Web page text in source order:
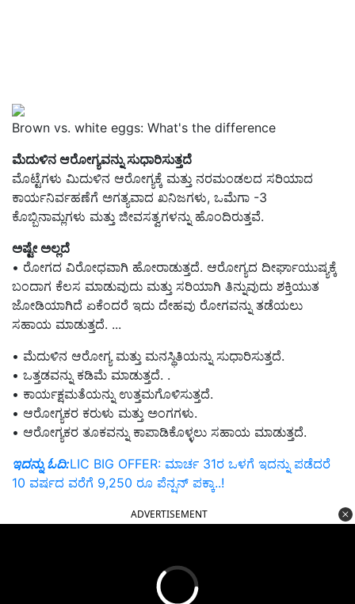
Brown vs. white eggs: What's the difference
ಮೆದುಳಿನ ಆರೋಗ್ಯವನ್ನು ಸುಧಾರಿಸುತ್ತದೆ
ಮೊಟ್ಟೆಗಳು ಮಿದುಳಿನ ಆರೋಗ್ಯಕ್ಕೆ ಮತ್ತು ನರಮಂಡಲದ ಸರಿಯಾದ
ಕಾರ್ಯನಿರ್ವಹಣೆಗೆ ಅಗತ್ಯವಾದ ಖನಿಜಗಳು, ಒಮೆಗಾ -3
ಕೊಬ್ಬಿನಾಮ್ಲಗಳು ಮತ್ತು ಜೀವಸತ್ವಗಳನ್ನು ಹೊಂದಿರುತ್ತವೆ.
ಅಷ್ಟೇ ಅಲ್ಲದೆ
• ರೋಗದ ವಿರೋಧವಾಗಿ ಹೋರಾಡುತ್ತದೆ. ಆರೋಗ್ಯದ ದೀರ್ಘಾಯುಷ್ಯಕ್ಕೆ
ಬಂದಾಗ ಕೆಲಸ ಮಾಡುವುದು ಮತ್ತು ಸರಿಯಾಗಿ ತಿನ್ನುವುದು ಶಕ್ತಿಯುತ
ಜೋಡಿಯಾಗಿದೆ ಏಕೆಂದರೆ ಇದು ದೇಹವು ರೋಗವನ್ನು ತಡೆಯಲು
ಸಹಾಯ ಮಾಡುತ್ತದೆ. ...
• ಮೆದುಳಿನ ಆರೋಗ್ಯ ಮತ್ತು ಮನಸ್ಥಿತಿಯನ್ನು ಸುಧಾರಿಸುತ್ತದೆ.
• ಒತ್ತಡವನ್ನು ಕಡಿಮೆ ಮಾಡುತ್ತದೆ. .
• ಕಾರ್ಯಕ್ಷಮತೆಯನ್ನು ಉತ್ತಮಗೊಳಿಸುತ್ತದೆ.
• ಆರೋಗ್ಯಕರ ಕರುಳು ಮತ್ತು ಅಂಗಗಳು.
• ಆರೋಗ್ಯಕರ ತೂಕವನ್ನು ಕಾಪಾಡಿಕೊಳ್ಳಲು ಸಹಾಯ ಮಾಡುತ್ತದೆ.
ಇದನ್ನು ಓದಿ:LIC BIG OFFER: ಮಾರ್ಚ 31ರ ಒಳಗೆ ಇದನ್ನು ಪಡೆದರೆ
10 ವರ್ಷದ ವರೆಗೆ 9,250 ರೂ ಪೆನ್ಷನ್‌ ಪಕ್ಕಾ..!
ADVERTISEMENT